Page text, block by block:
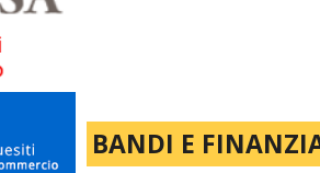
BANDI E